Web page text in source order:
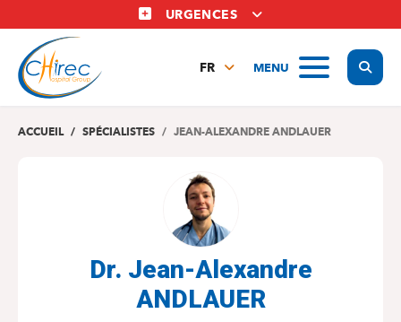
au
contenu
principal
URGENCES
MENU
FR
EN
ACCUEIL SPÉCIALISTES JEAN-ALEXANDRE ANDLAUER
Dr. Jean-Alexandre
ANDLAUER